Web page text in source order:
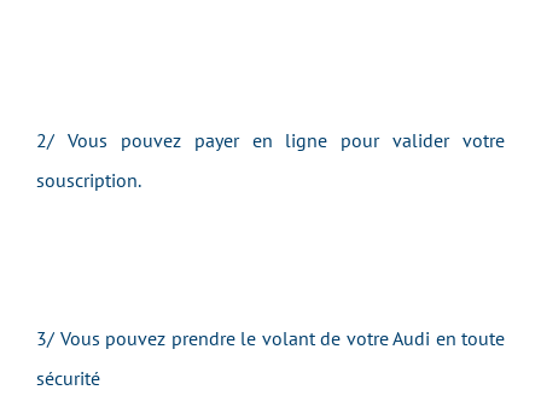
2/ Vous pouvez payer en ligne pour valider votre
souscription.
3/ Vous pouvez prendre le volant de votreAudi en toute
sécurité